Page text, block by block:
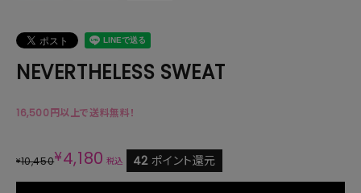
NEVERTHELESS SWEAT
16,500円以上で送料無料！
¥10,450¥4,180 税込 42 ポイント還元